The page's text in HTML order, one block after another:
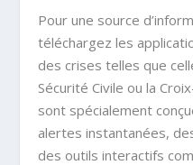
Pour une source
téléchargez les
des crises telles que
Sécurité Civile ou la
sont spécialement
alertes instantanées,
des outils interactifs